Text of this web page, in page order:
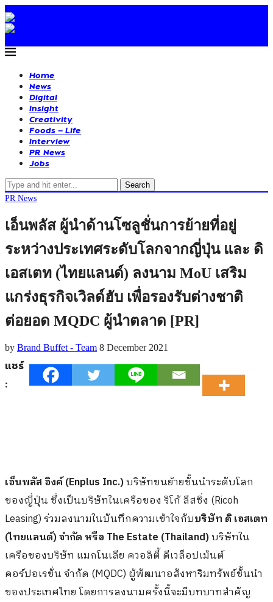
Home
News
Digital
Insight
Creativity
Foods – Life
Interview
PR News
Jobs
Search
PR News
เอ็นพลัส ผู้นำด้านโซลูชั่นการย้ายที่อยู่
ระหว่างประเทศระดับโลกจากญี่ปุ่น และ ดิ
เอสเตท (ไทยแลนด์) ลงนาม MoU เสริม
แกร่งธุรกิจเวิลด์ฮับ เพื่อรองรับต่างชาติ
ต่อยอด MQDC ผู้นำตลาด [PR]
by Brand Buffet - Team 8 December 2021
แชร์
:
เอ็นพลัส อิงค์ (Enplus Inc.)บริษัทขนย้ายชั้นนำระดับโลก
ของญี่ปุ่น ซึ่งเป็นบริษัทในเครือของ ริโก้ ลีสซิ่ง (Ricoh
Leasing) ร่วมลงนามในบันทึกความเข้าใจกับบริษัท ดิ เอสเตท
(ไทยแลนด์) จำกัด หรือ The Estate (Thailand)บริษัทใน
เครือของบริษัท แมกโนเลีย ควอลิตี้ ดีเวล็อปเม้นต์
คอร์ปอเรชั่น จำกัด (MQDC) ผู้พัฒนาอสังหาริมทรัพย์ชั้นนำ
ของประเทศไทย โดยการลงนามครั้งนี้จะมีบทบาทสำคัญ